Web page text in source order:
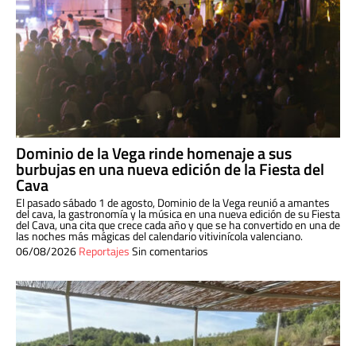
Dominio de la Vega rinde homenaje a sus
burbujas en una nueva edición de la Fiesta del
Cava
El pasado sábado 1 de agosto, Dominio de la Vega reunió a amantes
del cava, la gastronomía y la música en una nueva edición de su Fiesta
del Cava, una cita que crece cada año y que se ha convertido en una de
las noches más mágicas del calendario vitivinícola valenciano.
06/08/2026ReportajesSin comentarios